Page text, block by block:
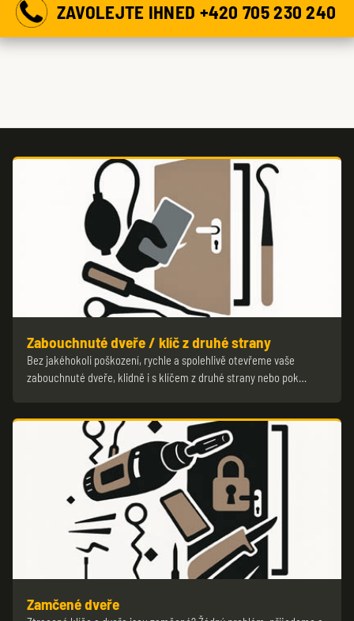
ZAVOLEJTE IHNED +420 705 230 240
Zabouchnuté dveře / klíč z druhé strany
Bez jakéhokoli poškození, rychle a spolehlivě otevřeme vaše
zabouchnuté dveře, klidně i s klíčem z druhé strany nebo pok…
Zamčené dveře